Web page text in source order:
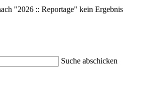
"2026 :: Reportage" kein Ergebnis
Suche abschicken